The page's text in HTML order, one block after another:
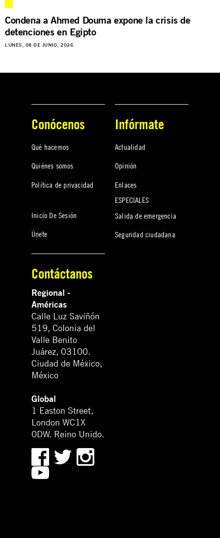
Condena a Ahmed Douma expone la crisis de
detenciones en Egipto
LUNES, 08 DE JUNIO, 2026
Conócenos
Qué hacemos
Quiénes somos
Política de privacidad
Inicio De Sesión
Únete
Infórmate
Actualidad
Opinión
Enlaces
ESPECIALES
Salida de emergencia
Seguridad ciudadana
Contáctanos
Regional -
Américas
Calle Luz Saviñón
519, Colonia del
Valle Benito
Juárez, 03100.
Ciudad de México,
México
Global
1 Easton Street,
London WC1X
0DW. Reino Unido.